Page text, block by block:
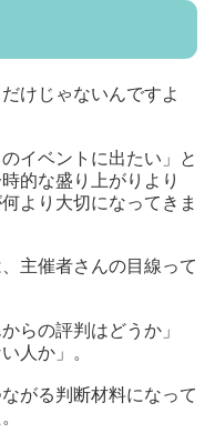
けじゃないんですよ
イベントに出たい」と
的な盛り上がりより
より大切になってきま
主催者さんの目線って
らの評判はどうか」
人か」。
がる判断材料になって